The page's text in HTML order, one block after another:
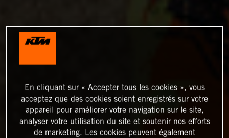
En cliquant sur « Accepter tous les cookies », vous
acceptez que des cookies soient enregistrés sur votre
appareil pour améliorer votre navigation sur le site,
analyser votre utilisation du site et soutenir nos efforts
de marketing. Les cookies peuvent également